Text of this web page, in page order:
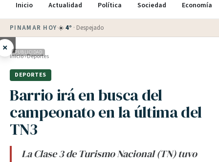
Inicio Actualidad Política Sociedad Economía
PINAMAR HOY·💵 Dólar blue$1525
× PUBLICIDAD
Inicio›Deportes
DEPORTES
Barrio irá en busca del
campeonato en la última del
TN3
La Clase 3 de Turismo Nacional (TN) tuvo